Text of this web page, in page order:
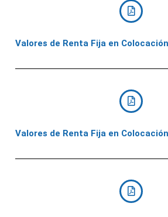
Valores de Renta Fija en
Valores de Renta Fija en